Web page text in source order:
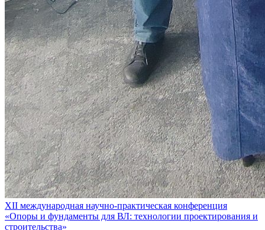
XII международная научно-практическая конференция
«Опоры и фундаменты для ВЛ: технологии проектирования и
строительства»